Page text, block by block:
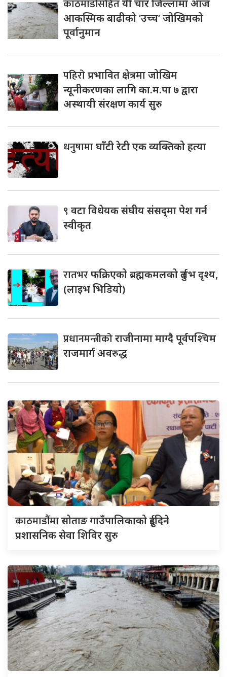
काठमाडौंसहितयी चार जिल्लामा आज
आकस्मिक बाढीको ‘उच्च’ जोखिमको
पूर्वानुमान
पहिरोप्रभावित क्षेत्रमा जोखिम
न्यूनीकरणका लागि का.म.पा ७ द्वारा
अस्थायी संरक्षण कार्य सुरु
धनुषामाघाँटी रेटी एक व्यक्तिको हत्या
९ वटा विधेयक संघीय संसद्‌मा पेश गर्न
स्वीकृत
रातभरफक्रिएको ब्रह्मकमलको दुर्लभ दृश्य,
(लाइभ भिडियो)
प्रधानमन्त्रीकोराजीनामा माग्दै पूर्वपश्चिम
राजमार्ग अवरुद्ध
काठमाडौंमासोताङ गाउँपालिकाको दुईदिने
प्रशासनिक सेवा शिविर सुरु